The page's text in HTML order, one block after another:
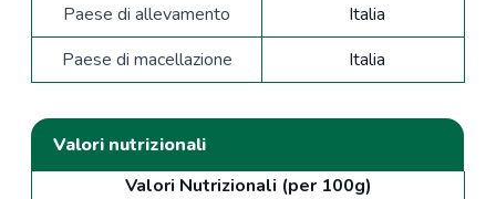
Paese di allevamento
Italia
Paese di macellazione
Italia
Valori nutrizionali
Valori Nutrizionali (per 100g)